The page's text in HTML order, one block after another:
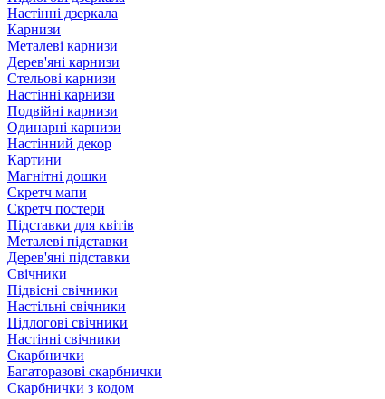
Настінні дзеркала
Карнизи
Металеві карнизи
Дерев'яні карнизи
Стельові карнизи
Настінні карнизи
Подвійні карнизи
Одинарні карнизи
Настінний декор
Картини
Магнітні дошки
Скретч мапи
Скретч постери
Підставки для квітів
Металеві підставки
Дерев'яні підставки
Свічники
Підвісні свічники
Настільні свічники
Підлогові свічники
Настінні свічники
Скарбнички
Багаторазові скарбнички
Скарбнички з кодом